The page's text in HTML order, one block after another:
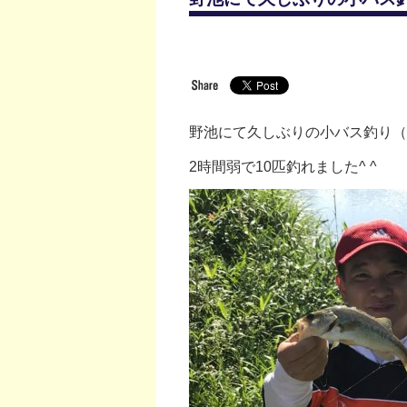
野池にて久しぶりの小バス釣り
2時間弱で10匹釣れました^ ^